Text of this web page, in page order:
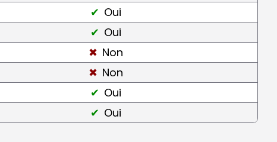
Oui
Oui
Non
Non
Oui
Oui